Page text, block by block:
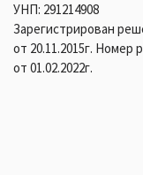
УНП: 291214908
Зарегистрирован
от 20.11.2015г. Номер
от 01.02.2022г.